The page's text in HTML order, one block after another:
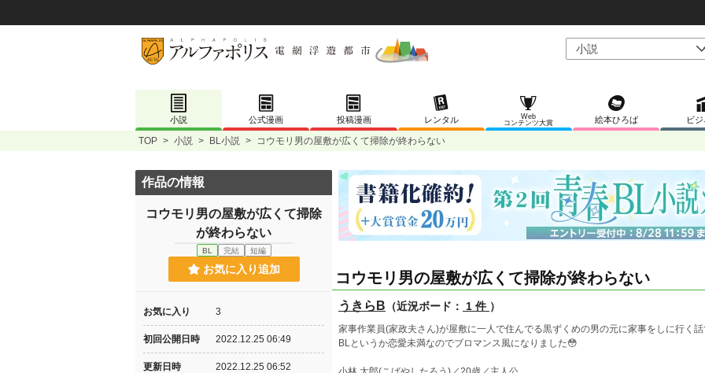
小説 公式漫画 投稿漫画 レンタル
Web
コンテンツ大賞
絵本ひろば ビジ
TOP > 小説 > BL小説 > コウモリ男の屋敷が広くて掃除が終わらない
コウモリ男の屋敷が広くて掃除が終わらない
うきらB （近況ボード： 1 件 ）
家事作業員(家政夫さん)が屋敷に一人で住んでる黒ずくめの男の元に家事をしに行く話
BLというか恋愛未満なのでブロマンス風になりました😳
作品の情報
コウモリ男の屋敷が広くて掃除
が終わらない
BL 完結 短編
お気に入り追加
お気に入り 3
初回公開日時 2022.12.25 06:49
更新日時 2022.12.25 06:52